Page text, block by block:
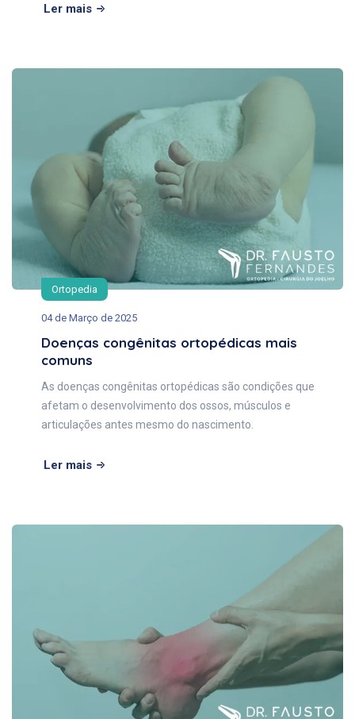
Ler mais
Ortopedia
04 de Março de 2025
Doenças congênitas ortopédicas mais
comuns
As doenças congênitas ortopédicas são condições que
afetam o desenvolvimento dos ossos, músculos e
articulações antes mesmo do nascimento.
Ler mais